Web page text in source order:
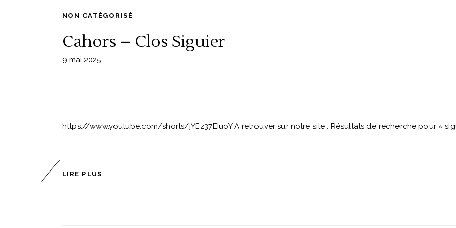
NON CATÉGORISÉ
Cahors – Clos Siguier
9 mai 2025
https://www.youtube.com/shorts/jYEz37EIuoY A retrouver sur notre site : Résultats de recherche pour «
LIRE PLUS
Mardi - Mercredi : 10h - 19h
03 88 36 10 87